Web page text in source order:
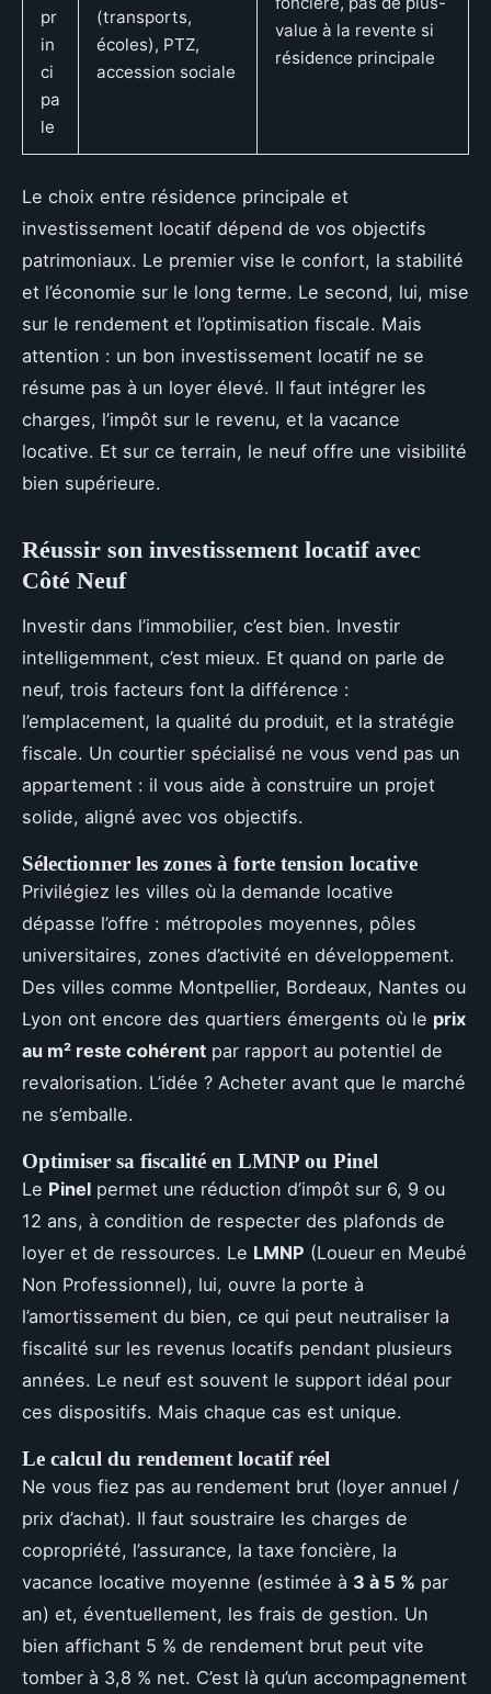
pr
in
ci
pa
le
(transports,
écoles), PTZ,
accession sociale
value à la revente si
résidence principale
Le choix entre résidence principale et
investissement locatif dépend de vos objectifs
patrimoniaux. Le premier vise le confort, la stabilité
et l’économie sur le long terme. Le second, lui, mise
sur le rendement et l’optimisation fiscale. Mais
attention : un bon investissement locatif ne se
résume pas à un loyer élevé. Il faut intégrer les
charges, l’impôt sur le revenu, et la vacance
locative. Et sur ce terrain, le neuf offre une visibilité
bien supérieure.
Réussir son investissement locatif avec
Côté Neuf
Investir dans l’immobilier, c’est bien. Investir
intelligemment, c’est mieux. Et quand on parle de
neuf, trois facteurs font la différence :
l’emplacement, la qualité du produit, et la stratégie
fiscale. Un courtier spécialisé ne vous vend pas un
appartement : il vous aide à construire un projet
solide, aligné avec vos objectifs.
Sélectionner les zones à forte tension locative
Privilégiez les villes où la demande locative
dépasse l’offre : métropoles moyennes, pôles
universitaires, zones d’activité en développement.
Des villes comme Montpellier, Bordeaux, Nantes ou
Lyon ont encore des quartiers émergents où le prix
au m² reste cohérent par rapport au potentiel de
revalorisation. L’idée ? Acheter avant que le marché
ne s’emballe.
Optimiser sa fiscalité en LMNP ou Pinel
Le Pinel permet une réduction d’impôt sur 6, 9 ou
12 ans, à condition de respecter des plafonds de
loyer et de ressources. Le LMNP (Loueur en Meubé
Non Professionnel), lui, ouvre la porte à
l’amortissement du bien, ce qui peut neutraliser la
fiscalité sur les revenus locatifs pendant plusieurs
années. Le neuf est souvent le support idéal pour
ces dispositifs. Mais chaque cas est unique.
Le calcul du rendement locatif réel
Ne vous fiez pas au rendement brut (loyer annuel /
prix d’achat). Il faut soustraire les charges de
copropriété, l’assurance, la taxe foncière, la
vacance locative moyenne (estimée à 3 à 5 % par
an) et, éventuellement, les frais de gestion. Un
bien affichant 5 % de rendement brut peut vite
tomber à 3,8 % net. C’est là qu’un accompagnement